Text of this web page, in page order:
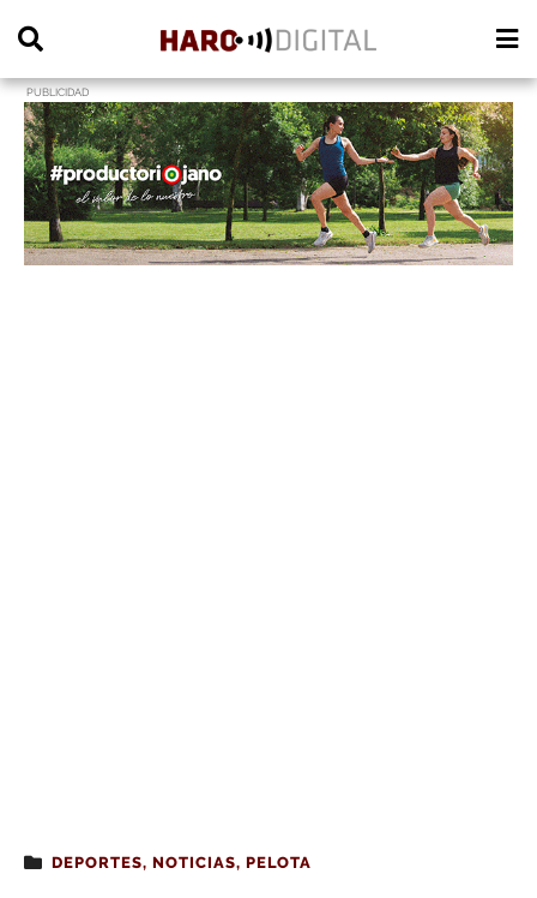
PUBLICIDAD
DEPORTES, NOTICIAS, PELOTA